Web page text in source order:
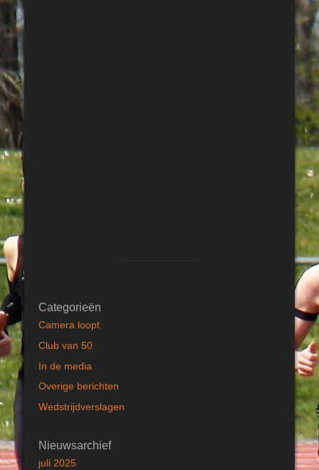
Categorieën
Camera loopt
Club van 50
In de media
Overige berichten
Wedstrijdverslagen
Nieuwsarchief
juli 2025